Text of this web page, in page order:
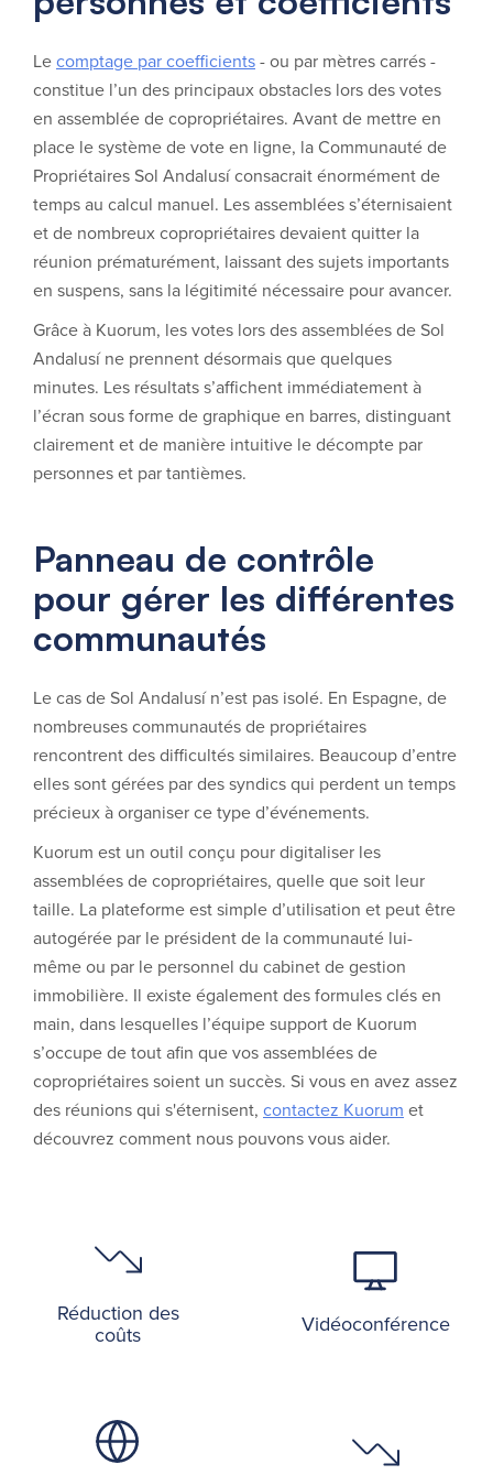
Lecomptage par coefficients- ou par mètres carrés -
constitue l’un des principaux obstacles lors des votes
en assemblée de copropriétaires. Avant de mettre en
place le système de vote en ligne, la Communauté de
Propriétaires Sol Andalusí consacrait énormément de
temps au calcul manuel. Les assemblées s’éternisaient
et de nombreux copropriétaires devaient quitter la
réunion prématurément, laissant des sujets importants
en suspens, sans la légitimité nécessaire pour avancer.
Grâce à Kuorum, les votes lors des assemblées de Sol
Andalusí ne prennent désormais que quelques
minutes. Les résultats s’affichent immédiatement à
l’écran sous forme de graphique en barres, distinguant
clairement et de manière intuitive le décompte par
personnes et par tantièmes.
Panneau de contrôle
pour gérer les différentes
communautés
Le cas de Sol Andalusí n’est pas isolé. En Espagne, de
nombreuses communautés de propriétaires
rencontrent des difficultés similaires. Beaucoup d’entre
elles sont gérées par des syndics qui perdent un temps
précieux à organiser ce type d’événements.
Kuorum est un outil conçu pour digitaliser les
assemblées de copropriétaires, quelle que soit leur
taille. La plateforme est simple d’utilisation et peut être
autogérée par le président de la communauté lui-
même ou par le personnel du cabinet de gestion
immobilière. Il existe également des formules clés en
main, dans lesquelles l’équipe support de Kuorum
s’occupe de tout afin que vos assemblées de
copropriétaires soient un succès. Si vous en avez assez
des réunions qui s'éternisent, contactez Kuorum et
découvrez comment nous pouvons vous aider.
Réduction des
coûts Vidéoconférence